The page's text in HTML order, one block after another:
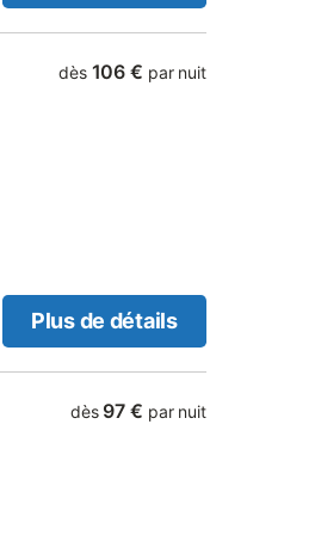
dès 106 € par nuit
Plus de détails
dès 97 € par nuit